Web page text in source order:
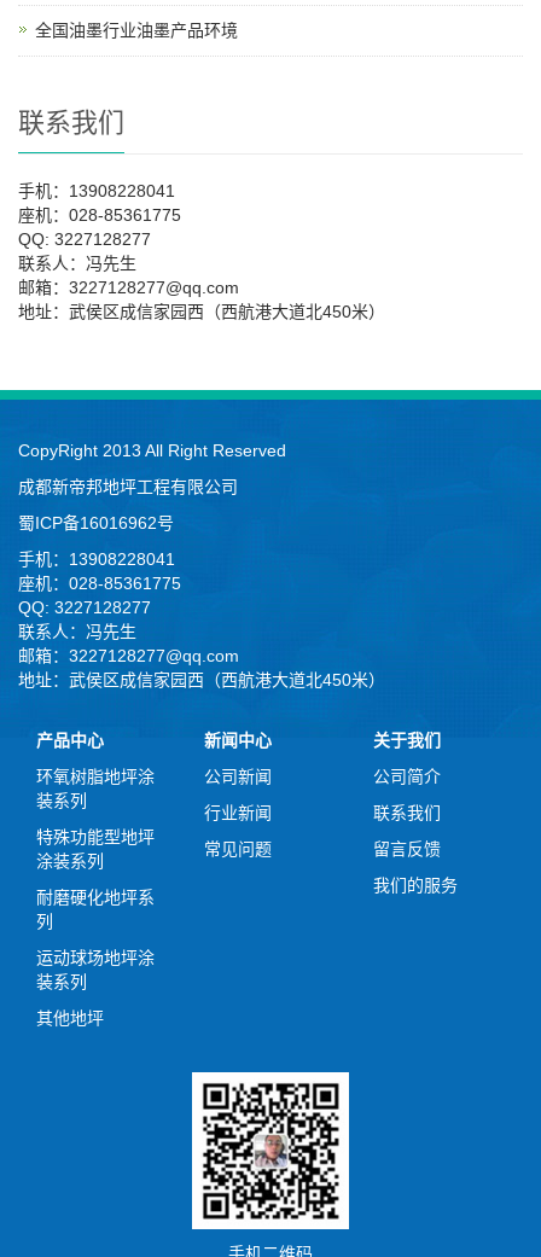
全国油墨行业油墨产品环境
联系我们
手机：13908228041
座机：028-85361775
QQ: 3227128277
联系人：冯先生
邮箱：3227128277@qq.com
地址：武侯区成信家园西（西航港大道北450米）
CopyRight 2013 All Right Reserved
成都新帝邦地坪工程有限公司
蜀ICP备16016962号
手机：13908228041
座机：028-85361775
QQ: 3227128277
联系人：冯先生
邮箱：3227128277@qq.com
地址：武侯区成信家园西（西航港大道北450米）
产品中心
环氧树脂地坪涂
装系列
特殊功能型地坪
涂装系列
耐磨硬化地坪系
列
运动球场地坪涂
装系列
其他地坪
新闻中心
公司新闻
行业新闻
常见问题
关于我们
公司简介
联系我们
留言反馈
我们的服务